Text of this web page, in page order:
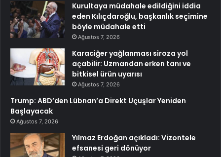
Kurultaya müdahale edildiğini iddia
eden Kılıçdaroğlu, başkanlık seçimine
böyle müdahale etti
Ağustos 7, 2026
Karaciğer yağlanması siroza yol
açabilir: Uzmandan erken tanı ve
bitkisel ürün uyarısı
Ağustos 7, 2026
Trump: ABD’den Lübnan’a Direkt Uçuşlar Yeniden
Başlayacak
Ağustos 7, 2026
Yılmaz Erdoğan açıkladı: Vizontele
efsanesi geri dönüyor